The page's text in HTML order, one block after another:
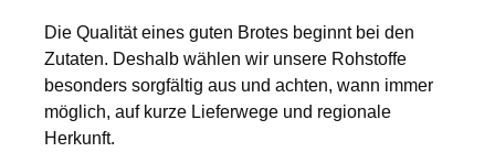
Die Qualität eines guten Brotes beginnt bei den
Zutaten. Deshalb wählen wir unsere Rohstoffe
besonders sorgfältig aus und achten, wann immer
möglich, auf kurze Lieferwege und regionale
Herkunft.